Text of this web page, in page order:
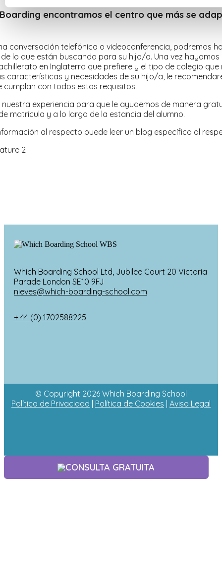
encontramos el centro que más se
conversación telefónica o videoconferencia, podremos
lo que están buscando para su hijo/a. Una vez
en Inglaterra que prefiere y el tipo de colegio que
características y necesidades de su hijo/a, le
cumplan con todos estos requisitos.
nuestra experiencia para que le ayudemos de manera
matrícula y a lo largo de la estancia del alumno.
al respecto puede leer un blog específico al
Which Boarding School Ltd, Jubilee Court 20 Victoria
Parade London SE10 9FJ
nieves@which-boarding-school.com
+ 44 (0) 1702588225
© Copyright 2026 Which Boarding School
Política de Privacidad
Política de Cookies Aviso Legal
CONSULTA GRATUITA